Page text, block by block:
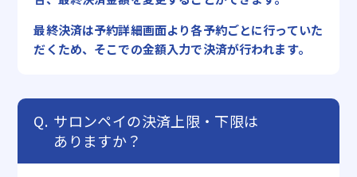
最終決済は予約詳細画面より各予約ごとに行っていた
だくため、そこでの金額入力で決済が行われます。
サロンペイの決済上限・下限は
ありますか？